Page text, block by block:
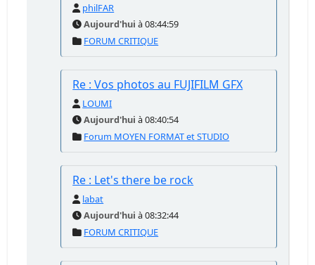
philFAR
Aujourd'hui à 08:44:59
FORUM CRITIQUE
Re : Vos photos au FUJIFILM GFX
LOUMI
Aujourd'hui à 08:40:54
Forum MOYEN FORMAT et STUDIO
Re : Let's there be rock
labat
Aujourd'hui à 08:32:44
FORUM CRITIQUE